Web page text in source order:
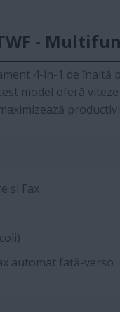
-
4-în-1 de
model oferă
și Fax
automat față-verso